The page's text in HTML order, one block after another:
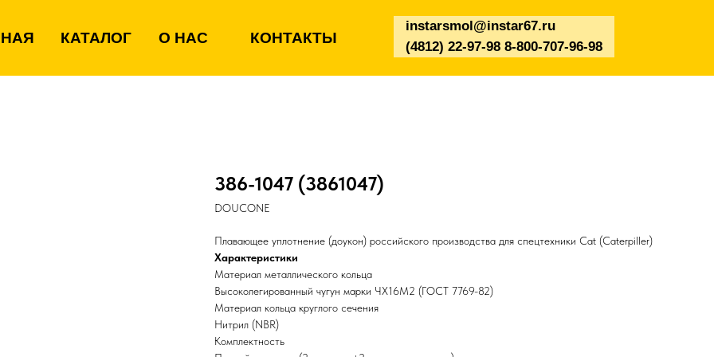
КАТАЛОГ О НАС КОНТАКТЫ
(4812) 22-97-98 8-800-707-96-98
instarsmol@instar67.ru
386-1047 (3861047)
DOUCONE
Плавающее уплотнение (доукон) российского производства для спецтехники Cat (Caterpiller)
Характеристики
Материал металлического кольца
Высоколегированный чугун марки ЧХ16М2 (ГОСТ 7769-82)
Материал кольца круглого сечения
Нитрил (NBR)
Комплектность